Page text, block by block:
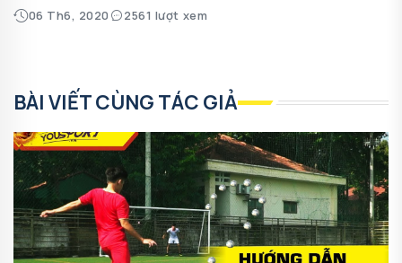
06 Th6, 2020 2561 lượt xem
BÀI VIẾT CÙNG TÁC GIẢ